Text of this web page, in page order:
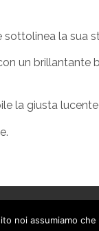
la sua
un brillantante
la giusta
noi assumiamo